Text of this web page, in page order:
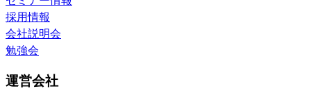
採用情報
会社説明会
勉強会
運営会社